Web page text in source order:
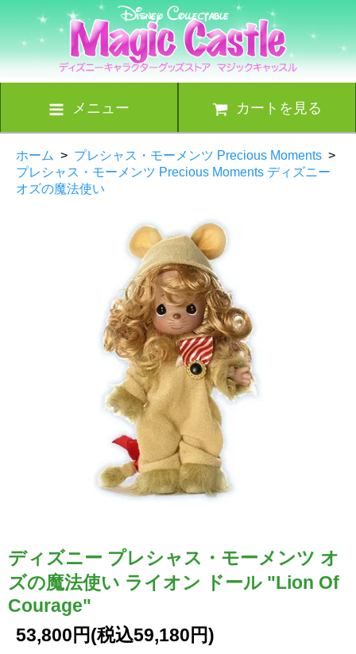
メニュー カートを見る
ホーム > プレシャス・モーメンツ Precious Moments >
プレシャス・モーメンツ Precious Moments ディズニー
オズの魔法使い
ディズニー プレシャス・モーメンツ オ
ズの魔法使い ライオン ドール "Lion Of
Courage"
53,800円(税込59,180円)